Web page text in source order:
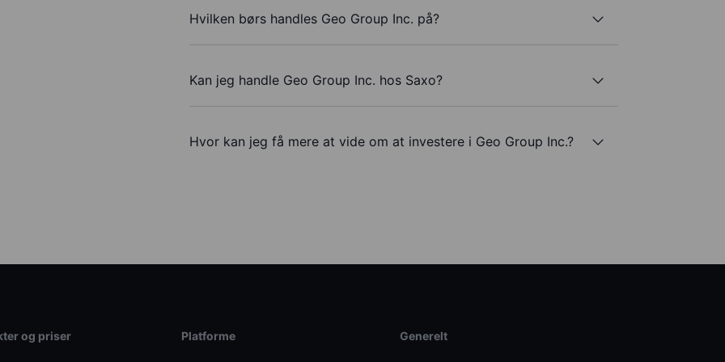
Hvilken børs handles Geo Group Inc. på?
Kan jeg handle Geo Group Inc. hos Saxo?
Hvor kan jeg få mere at vide om at investere i Geo Group Inc.?
og priser Platforme Generelt